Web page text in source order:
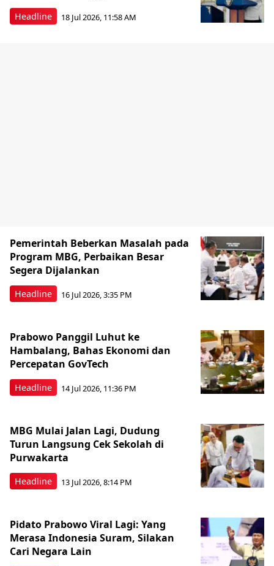
Headline 18 Jul 2026, 11:58 AM
Headline
Pemerintah Beberkan Masalah pada
Program MBG, Perbaikan Besar
Segera Dijalankan
16 Jul 2026, 3:35 PM
Headline
Prabowo Panggil Luhut ke
Hambalang, Bahas Ekonomi dan
Percepatan GovTech
14 Jul 2026, 11:36 PM
Headline
MBG Mulai Jalan Lagi, Dudung
Turun Langsung Cek Sekolah di
Purwakarta
13 Jul 2026, 8:14 PM
Pidato Prabowo Viral Lagi: Yang
Merasa Indonesia Suram, Silakan
Cari Negara Lain